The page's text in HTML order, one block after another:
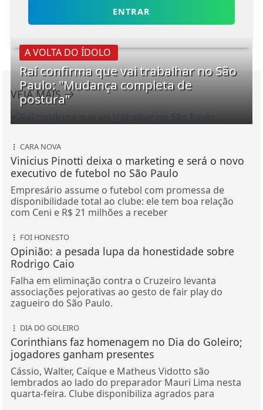
ENTRAR
VEJA MAIS
A VOLTA DO ÍDOLO
Raí confirma que vai trabalhar no São
Paulo: "Mudança completa de
postura"
CARA NOVA
Vinicius Pinotti deixa o marketing e será o novo
executivo de futebol no São Paulo
Empresário assume o futebol com promessa de
disponibilidade total ao clube: ele tem boa relação
com Ceni e R$ 21 milhões a receber
FOI HONESTO
Opinião: a pesada lupa da honestidade sobre
Rodrigo Caio
Falha em eliminação contra o Cruzeiro levanta
associações pejorativas ao gesto de fair play do
zagueiro do São Paulo.
DIA DO GOLEIRO
Corinthians faz homenagem no Dia do Goleiro;
jogadores ganham presentes
Cássio, Walter, Caíque e Matheus Vidotto são
lembrados ao lado do preparador Mauri Lima nesta
quarta-feira. Clube disponibiliza agrados para